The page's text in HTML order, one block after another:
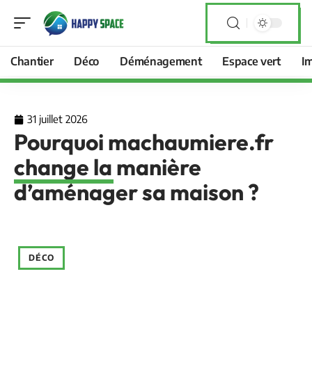
Chantier Déco Déménagement Espace vert
31 juillet 2026
Pourquoi machaumiere.fr
change la manière
d’aménager sa maison ?
DÉCO